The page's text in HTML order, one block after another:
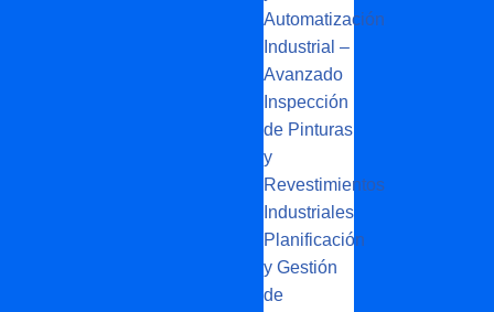
Automatización
Industrial –
Avanzado
Inspección
de Pinturas
y
Revestimientos
Industriales
Planificación
y Gestión
de